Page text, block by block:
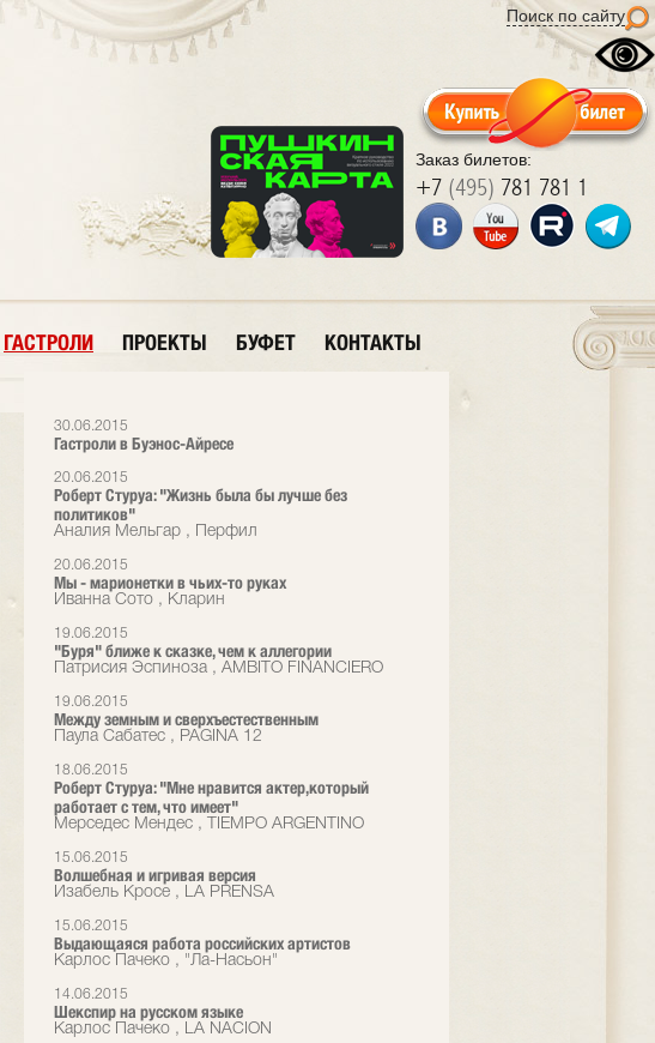
Поиск по сайту
Заказ билетов:
+7 (495) 781 781 1
ГАСТРОЛИ ПРОЕКТЫ БУФЕТ КОНТАКТЫ
30.06.2015
Гастроли в Буэнос-Айресе
20.06.2015
Роберт Стуруа: "Жизнь была бы лучше без
политиков"
Аналия Мельгар , Перфил
20.06.2015
Мы - марионетки в чьих-то руках
Иванна Сото , Кларин
19.06.2015
"Буря" ближе к сказке, чем к аллегории
Патрисия Эспиноза , AMBITO FINANCIERO
19.06.2015
Между земным и сверхъестественным
Паула Сабатес , PAGINA 12
18.06.2015
Роберт Стуруа: "Мне нравится актер,который
работает с тем, что имеет"
Мерседес Мендес , TIEMPO ARGENTINO
15.06.2015
Волшебная и игривая версия
Изабель Кросе , LA PRENSA
15.06.2015
Выдающаяся работа российских артистов
Карлос Пачеко , "Ла-Насьон"
14.06.2015
Шекспир на русском языке
Карлос Пачеко , LA NACION